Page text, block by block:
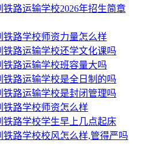
铁路运输学校2026年招生简章
铁路学校师资力量怎么样
铁路运输学校还学文化课吗
铁路运输学校班容量大吗
铁路运输学校是全日制的吗
铁路运输学校是封闭管理吗
铁路学校师资怎么样
铁路学校学生早上几点起床
铁路学校校风怎么样,管得严吗